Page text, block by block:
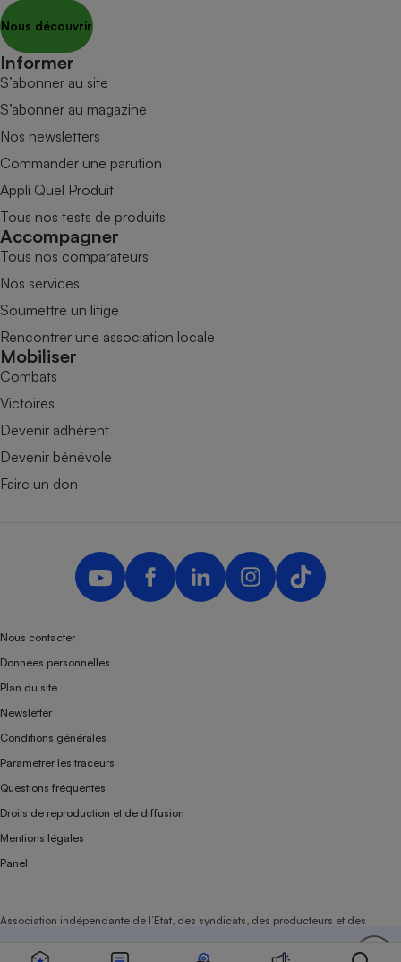
Soutenez-nous
Nous découvrir
Informer
S’abonner au site
S’abonner au magazine
Nos newsletters
Commander une parution
Appli Quel Produit
Tous nos tests de produits
Accompagner
Tous nos comparateurs
Nos services
Soumettre un litige
Rencontrer une association locale
Mobiliser
Combats
Victoires
Devenir adhérent
Devenir bénévole
Faire un don
Nous contacter
Données personnelles
Plan du site
Newsletter
Conditions générales
Paramétrer les traceurs
Questions fréquentes
Droits de reproduction et de diffusion
Mentions légales
Panel
Association indépendante de l’État, des syndicats, des producteurs et des